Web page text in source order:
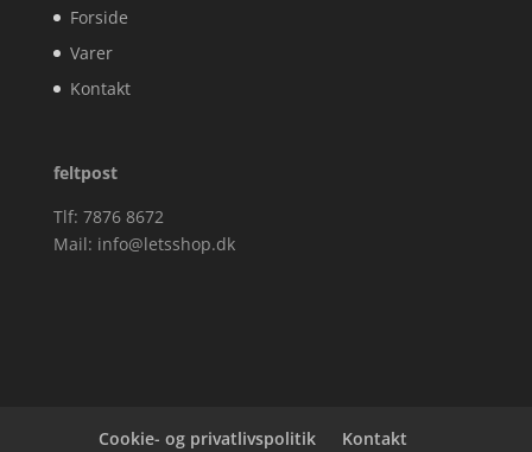
Forside
Varer
Kontakt
feltpost
Tlf: 7876 8672
Mail: info@letsshop.dk
Cookie- og privatlivspolitik Kontakt